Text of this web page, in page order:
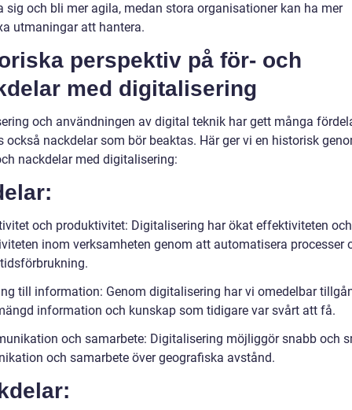
sig och bli mer agila, medan stora organisationer kan ha mer
utmaningar att hantera.
perspektiv på för- och
med digitalisering
och användningen av digital teknik har gett många
också nackdelar som bör beaktas. Här ger vi en historisk
nackdelar med digitalisering:
och produktivitet: Digitalisering har ökat effektiviteten och
inom verksamheten genom att automatisera processer
till information: Genom digitalisering har vi omedelbar
information och kunskap som tidigare var svårt att få.
och samarbete: Digitalisering möjliggör snabb och
och samarbete över geografiska avstånd.